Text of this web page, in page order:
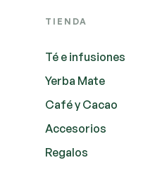
TIENDA
Té e infusiones
Yerba Mate
Café y Cacao
Accesorios
Regalos